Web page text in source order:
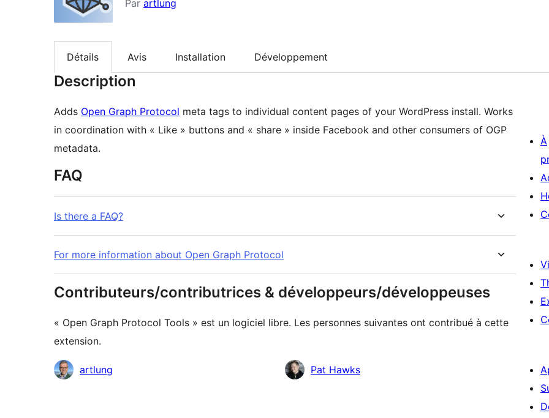
Par artlung
Détails Avis Installation Développement
Description
Adds Open Graph Protocol meta tags to individual content pages of your WordPress install. Works
in coordination with « Like » buttons and « share » inside Facebook and other consumers of OGP
metadata.
FAQ
Is there a FAQ?
For more information about Open Graph Protocol
Contributeurs/contributrices & développeurs/développeuses
« Open Graph Protocol Tools » est un logiciel libre. Les personnes suivantes ont contribué à cette
extension.
Contributeurs
artlung Pat Hawks
À